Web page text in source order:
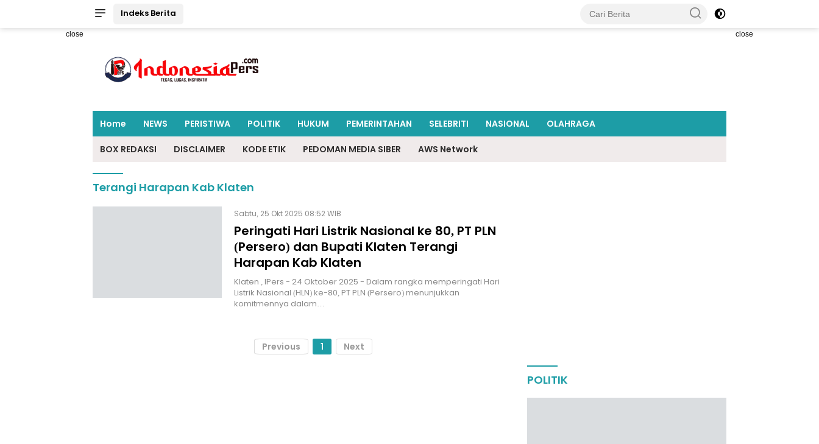
Indeks Berita
close close
Home NEWS PERISTIWA POLITIK HUKUM PEMERINTAHAN SELEBRITI NASIONAL OLAHRAGA
BOX REDAKSI DISCLAIMER KODE ETIK PEDOMAN MEDIA SIBER AWS Network
Terangi Harapan Kab Klaten
Sabtu, 25 Okt 2025 08:52 WIB
Peringati Hari Listrik Nasional ke 80, PT PLN
(Persero) dan Bupati Klaten Terangi
Harapan Kab Klaten
Klaten , IPers - 24 Oktober 2025 - Dalam rangka memperingati Hari
Listrik Nasional (HLN) ke-80, PT PLN (Persero) menunjukkan
komitmennya dalam…
Previous 1 Next
POLITIK